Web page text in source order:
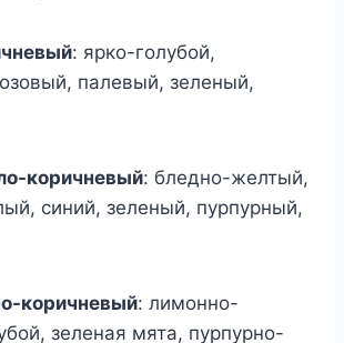
: ярко-голубой,
палевый, зеленый,
коричневый: бледно-желтый,
синий, зеленый, пурпурный,
коричневый: лимонно-
зеленая мята, пурпурно-